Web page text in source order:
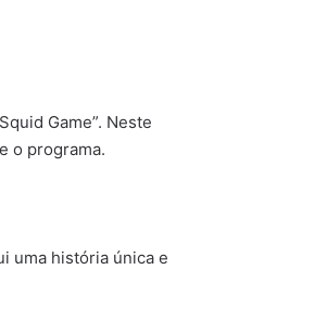
Game”. Neste
o programa.
uma história única e